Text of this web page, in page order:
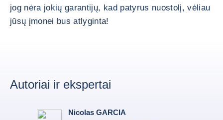
jog nėra jokių garantijų, kad patyrus nuostolį, vėliau
jūsų įmonei bus atlyginta!
Autoriai ir ekspertai
Nicolas GARCIA